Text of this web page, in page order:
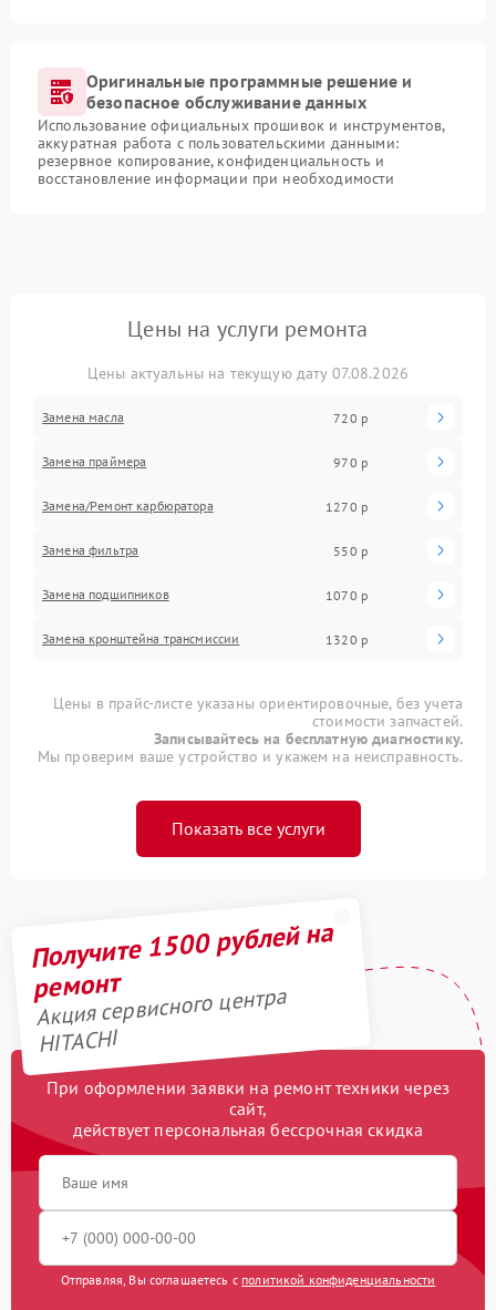
Оригинальные программные решение и
безопасное обслуживание данных
Использование официальных прошивок и инструментов,
аккуратная работа с пользовательскими данными:
резервное копирование, конфиденциальность и
восстановление информации при необходимости
Цены на услуги ремонта
Цены актуальны на текущую дату 07.08.2026
Замена масла 720 р
Замена праймера 970 р
Замена/Pемонт карбюратора 1270 р
Замена фильтра 550 р
Замена подшипников 1070 р
Замена кронштейна трансмиссии 1320 р
Цены в прайс-листе указаны ориентировочные, без учета
стоимости запчастей.
Записывайтесь на бесплатную диагностику.
Мы проверим ваше устройство и укажем на неисправность.
Показать все услуги
Получите 1500 рублей на
ремонт
Акция сервисного центра
HITACHI
При оформлении заявки на ремонт техники через
сайт,
действует персональная бессрочная скидка
Отправляя, Вы соглашаетесь с политикой конфиденциальности